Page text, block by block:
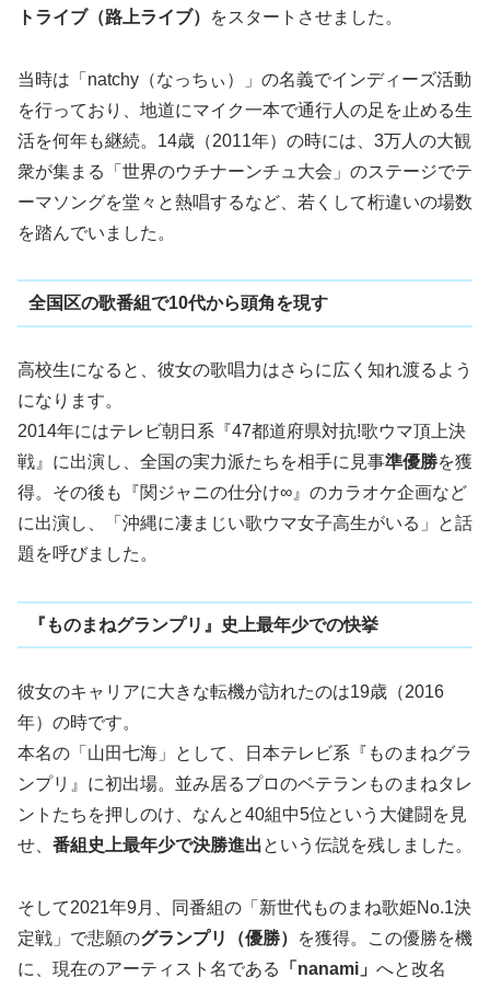
トライブ（路上ライブ）
をスタートさせました。
当時は「natchy（なっちぃ）」の名義でインディーズ活動
を行っており、地道にマイク一本で通行人の足を止める生
活を何年も継続。14歳（2011年）の時には、3万人の大観
衆が集まる「世界のウチナーンチュ大会」のステージでテ
ーマソングを堂々と熱唱するなど、若くして桁違いの場数
を踏んでいました。
全国区の歌番組で10代から頭角を現す
高校生になると、彼女の歌唱力はさらに広く知れ渡るよう
になります。
2014年にはテレビ朝日系『47都道府県対抗!歌ウマ頂上決
戦』に出演し、全国の実力派たちを相手に見事準優勝を獲
得。その後も『関ジャニの仕分け∞』のカラオケ企画など
に出演し、「沖縄に凄まじい歌ウマ女子高生がいる」と話
題を呼びました。
『ものまねグランプリ』史上最年少での快挙
彼女のキャリアに大きな転機が訪れたのは19歳（2016
年）の時です。
本名の「山田七海」として、日本テレビ系『ものまねグラ
ンプリ』に初出場。並み居るプロのベテランものまねタレ
ントたちを押しのけ、なんと40組中5位という大健闘を見
せ、 番組史上最年少で決勝進出という伝説を残しました。
そして2021年9月、同番組の「新世代ものまね歌姫No.1決
定戦」で悲願のグランプリ（優勝）
を獲得。この優勝を機
に、現在のアーティスト名である
「nanami」 へと改名